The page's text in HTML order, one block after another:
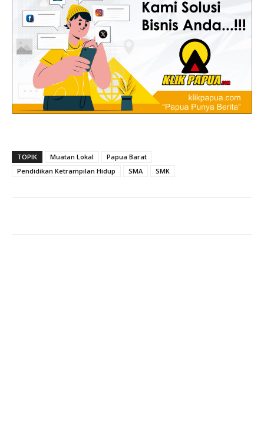
TOPIK Muatan Lokal
Papua Barat
Pendidikan Ketrampilan Hidup
SMA SMK